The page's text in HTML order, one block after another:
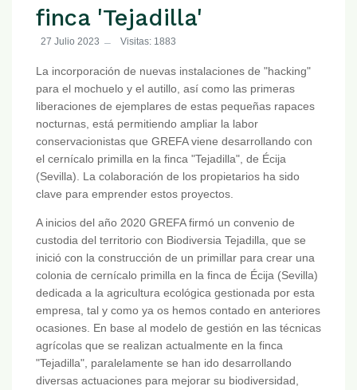
finca 'Tejadilla'
27 Julio 2023 Visitas: 1883
La incorporación de nuevas instalaciones de "hacking"
para el mochuelo y el autillo, así como las primeras
liberaciones de ejemplares de estas pequeñas rapaces
nocturnas, está permitiendo ampliar la labor
conservacionistas que GREFA viene desarrollando con
el cernícalo primilla en la finca "Tejadilla", de Écija
(Sevilla). La colaboración de los propietarios ha sido
clave para emprender estos proyectos.
A inicios del año 2020 GREFA firmó un convenio de
custodia del territorio con Biodiversia Tejadilla, que se
inició con la construcción de un primillar para crear una
colonia de cernícalo primilla en la finca de Écija (Sevilla)
dedicada a la agricultura ecológica gestionada por esta
empresa, tal y como ya os hemos contado en anteriores
ocasiones. En base al modelo de gestión en las técnicas
agrícolas que se realizan actualmente en la finca
"Tejadilla", paralelamente se han ido desarrollando
diversas actuaciones para mejorar su biodiversidad,